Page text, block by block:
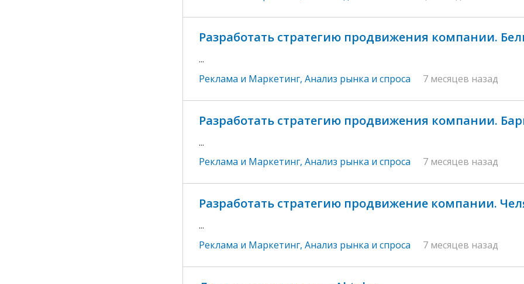
Разработать стратегию продвижения компании.
...
Реклама и Маркетинг, Анализ рынка и спроса 7 месяцев назад
Разработать стратегию продвижения компании.
...
Реклама и Маркетинг, Анализ рынка и спроса 7 месяцев назад
Разработать стратегию продвижение компании.
...
Реклама и Маркетинг, Анализ рынка и спроса 7 месяцев назад